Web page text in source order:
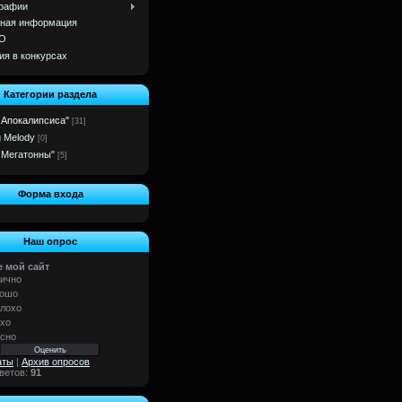
информация
в конкурсах
Категории раздела
[31]
Melody [0]
[5]
Форма входа
Наш опрос
мой сайт
| Архив опросов
91